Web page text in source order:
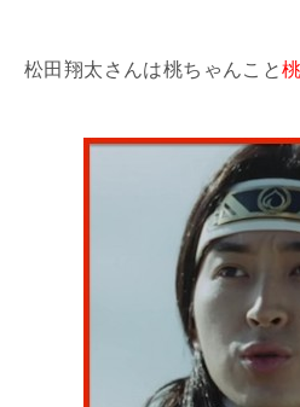
松田翔太さんは桃ちゃんこと